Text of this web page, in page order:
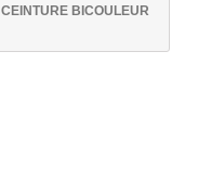
CEINTURE BICOULEUR